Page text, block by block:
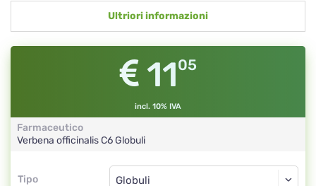
Ultriori informazioni
1105
incl. 10% IVA
Farmaceutico
Verbena officinalisC6Globuli
Tipo
Tipo